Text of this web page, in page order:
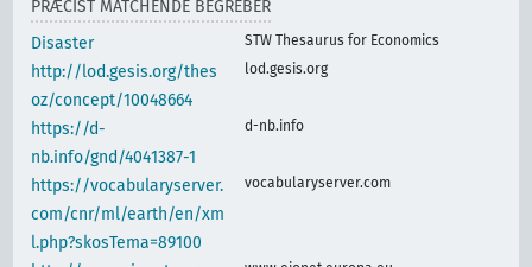
PRÆCIST MATCHENDE BEGREBER
Disaster
STW Thesaurus for Economics
http://lod.gesis.org/thes
oz/concept/10048664
lod.gesis.org
https://d-
nb.info/gnd/4041387-1
d-nb.info
https://vocabularyserver.
com/cnr/ml/earth/en/xm
l.php?skosTema=89100
vocabularyserver.com